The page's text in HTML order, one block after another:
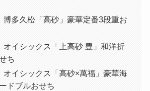
多久松「高砂」豪華定番3段重お
イシックス「上高砂 豊」和洋折
ち
イシックス「高砂×萬福」豪華海
ドブルおせち